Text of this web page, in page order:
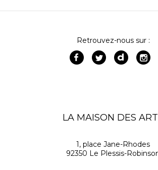
Retrouvez-nous sur :
LA MAISON DES
1, place Jane-Rhodes
92350 Le Plessis-